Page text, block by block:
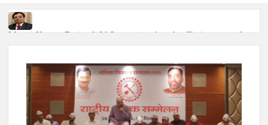
Manoj Kumar Dwivedi IAS, appointed as the Chairperson of
New Delhi Municipal Corporation (NDMC).
Dr. T.V. Somanathan IAS, gets one-year extension as Cabinet
Govind Mohan IAS, gets one-year extension as Union Home